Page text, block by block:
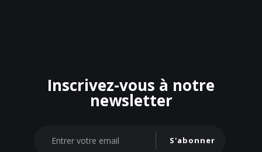
Inscrivez-vous à notre
newsletter
S'abonner